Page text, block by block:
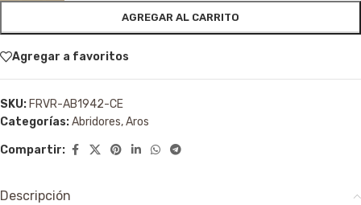
AGREGAR AL CARRITO
Agregar a favoritos
SKU: FRVR-AB1942-CE
Categorías:Abridores,Aros
Compartir:
Descripción